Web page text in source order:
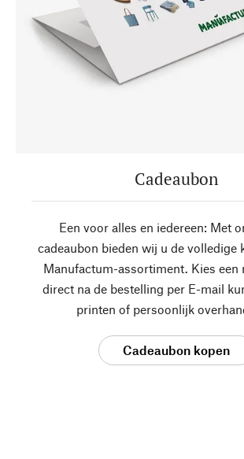
Cadeaubon
Een voor alles en iedereen: Met
cadeaubon bieden wij u de volledige
Manufactum-assortiment. Kies een
direct na de bestelling per E-mail
printen of persoonlijk
Cadeaubon kopen